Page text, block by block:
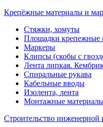
Крепёжные материалы и
Стяжки, хомуты
Площадки крепежные
Маркеры
Клипсы (скобы с
Лента липкая.
Спиральные рукава
Кабельные вводы
Изолента, лента
Монтажные материалы
Строительство инженерной